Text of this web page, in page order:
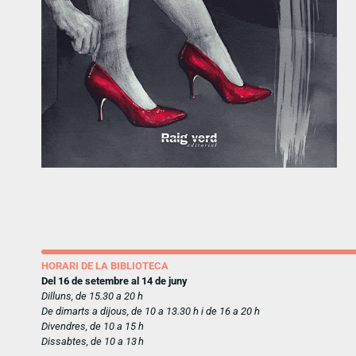
HORARI DE LA BIBLIOTECA
Del 16 de setembre al 14 de juny
Dilluns, de 15.30 a 20 h
De dimarts a dijous, de 10 a 13.30 h i de 16 a 20 h
Divendres, de 10 a 15 h
Dissabtes, de 10 a 13 h